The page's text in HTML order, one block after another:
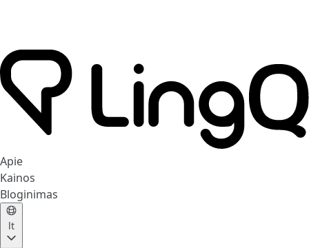
Apie
Kainos
Bloginimas
lt